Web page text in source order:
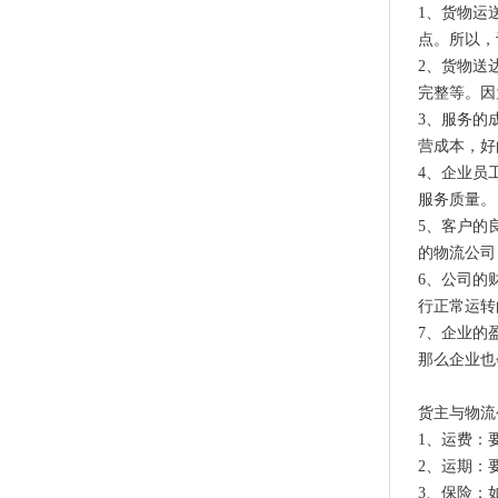
1、货物运
点。所以
2、货物送
完整等。
3、服务的
营成本，
4、企业员
服务质量。
5、客户的
的物流公司
6、公司的
行正常运
7、企业的
那么企业
货主与物
1、运费：
2、运期：
3、保险：